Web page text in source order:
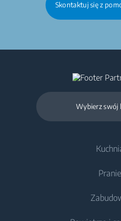
Skontaktuj się z
Wybierz swój
Pranie